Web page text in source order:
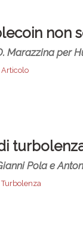
non
Marazzina per
Articolo
Pola e
Turbolenza